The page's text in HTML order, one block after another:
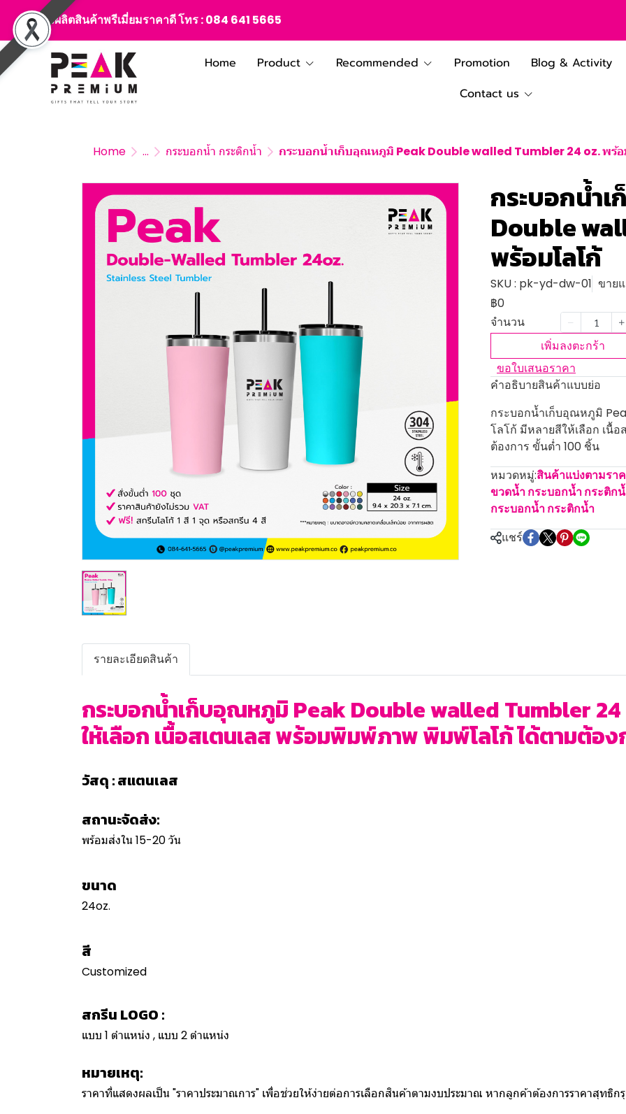
สั่งผลิตสินค้าพรีเมี่ยมราคาดี โทร :084 641 5665
Home Product Recommended Promotion Blog & Activity
Contact us
Home ... กระบอกน้ำ กระติกน้ำ กระบอกน้ำเก็บอุณหภูมิ Peak Double walled Tumbler 24 oz. พร้อ
กระบอกน้ำ
Double
พร้อมโลโก้
SKU : pk-yd-dw-01 ขาย
฿0
จำนวน
เพิ่มลงตะกร้า
ขอใบเสนอราคา
คำอธิบายสินค้าแบบย่อ
กระบอกน้ำเก็บอุณหภูมิ
โลโก้ มีหลายสีให้เลือก เนื้
ต้องการ ขั้นต่ำ 100 ชิ้น
หมวดหมู่:สินค้าแบ่งตามรา
ขวดน้ำ กระบอกน้ำ กระติก
กระบอกน้ำ กระติกน้ำ
แชร์
รายละเอียดสินค้า
กระบอกน้ำเก็บอุณหภูมิ Peak Double walled Tumbler 24
ให้เลือก เนื้อสเตนเลส พร้อมพิมพ์ภาพ พิมพ์โลโก้ ได้ตามต้อ
วัสดุ : สแตนเลส
สถานะจัดส่ง:
พร้อมส่งใน 15-20 วัน
ขนาด
24oz.
สี
Customized
สกรีน LOGO :
แบบ 1 ตำแหน่ง , แบบ 2 ตำแหน่ง
หมายเหตุ:
ราคาที่แสดงผลเป็น "ราคาประมาณการ" เพื่อช่วยให้ง่ายต่อการเลือกสินค้าตามงบประมาณ หากลูกค้าต้องการราคาสุทธิ